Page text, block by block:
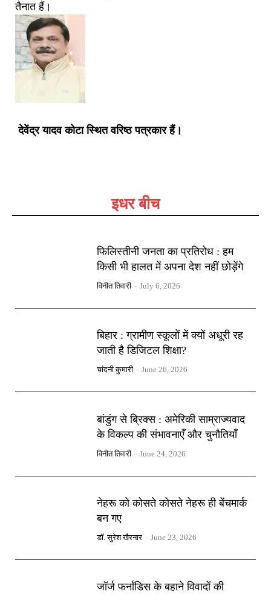
इधर बीच
फिलिस्तीनी जनता का प्रतिरोध : हम
किसी भी हालत में अपना देश नहीं छोड़ेंगे
विनीत तिवारी - July 6, 2026
बिहार : ग्रामीण स्कूलों में क्यों अधूरी रह
जाती है डिजिटल शिक्षा?
चांदनी कुमारी - June 26, 2026
बांडुंग से ब्रिक्स : अमेरिकी साम्राज्यवाद
के विकल्प की संभावनाएँ और चुनौतियाँ
विनीत तिवारी - June 24, 2026
नेहरू को कोसते कोसते नेहरू ही बेंचमार्क
बन गए
डॉ. सुरेश खैरनार - June 23, 2026
जॉर्ज फर्नांडिस के बहाने विवादों की
तैनात हैं।
देवेंद्र यादव कोटा स्थित वरिष्ठ पत्रकार हैं।